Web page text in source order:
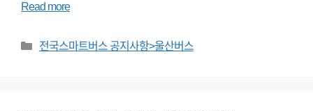
Read more
Categories
전국스마트버스 공지사항>울산버스